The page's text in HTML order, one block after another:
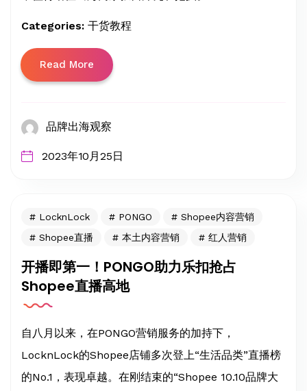
Categories: 干货教程
Read More
品牌出海观察
2023年10月25日
LocknLock PONGO
Shopee内容营销
Shopee直播
本土内容营销 红人营销
开播即第一！PONGO助力乐扣抢占
Shopee直播高地
自八月以来，在PONGO营销服务的加持下，
LocknLock的Shopee店铺多次登上“生活品类”直播榜
的No.1，表现卓越。在刚结束的“Shopee 10.10品牌大